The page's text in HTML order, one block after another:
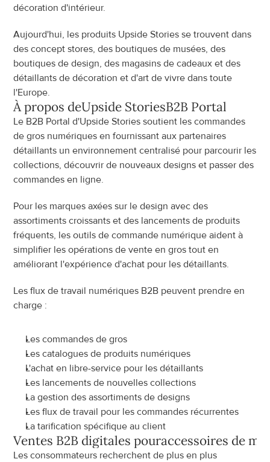
décoration d'intérieur.
Aujourd'hui, les produits Upside Stories se trouvent dans
des concept stores, des boutiques de musées, des
boutiques de design, des magasins de cadeaux et des
détaillants de décoration et d'art de vivre dans toute
l'Europe.
À propos deUpside StoriesB2B Portal
Le B2B Portal d'Upside Stories soutient les commandes
de gros numériques en fournissant aux partenaires
détaillants un environnement centralisé pour parcourir les
collections, découvrir de nouveaux designs et passer des
commandes en ligne.
Pour les marques axées sur le design avec des
assortiments croissants et des lancements de produits
fréquents, les outils de commande numérique aident à
simplifier les opérations de vente en gros tout en
améliorant l'expérience d'achat pour les détaillants.
Les flux de travail numériques B2B peuvent prendre en
charge :
Les commandes de gros
Les catalogues de produits numériques
L'achat en libre-service pour les détaillants
Les lancements de nouvelles collections
La gestion des assortiments de designs
Les flux de travail pour les commandes récurrentes
La tarification spécifique au client
Ventes B2B digitales pouraccessoires de
Les consommateurs recherchent de plus en plus